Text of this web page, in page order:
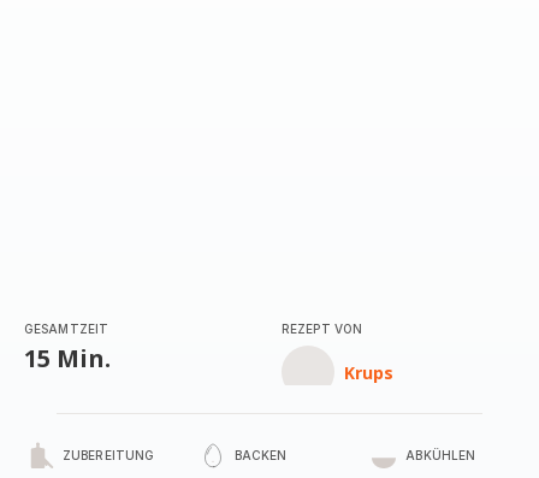
GESAMTZEIT
15 Min.
REZEPT VON
Krups
ZUBEREITUNG BACKEN ABKÜHLEN